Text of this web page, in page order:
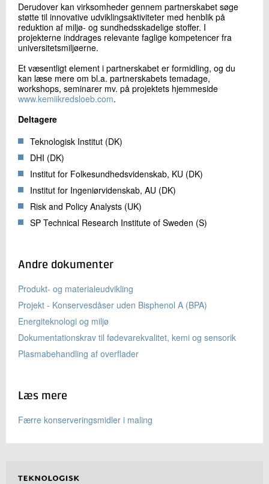
Derudover kan virksomheder gennem partnerskabet søge
støtte til innovative udviklingsaktiviteter med henblik på
reduktion af miljø- og sundhedsskadelige stoffer. I
projekterne inddrages relevante faglige kompetencer fra
universitetsmiljøerne.
Et væsentligt element i partnerskabet er formidling, og du
kan læse mere om bl.a. partnerskabets temadage,
workshops, seminarer mv. på projektets hjemmeside
www.kemiikredsloeb.com.
Deltagere
Teknologisk Institut (DK)
DHI (DK)
Institut for Folkesundhedsvidenskab, KU (DK)
Institut for Ingeniørvidenskab, AU (DK)
Risk and Policy Analysts (UK)
SP Technical Research Institute of Sweden (S)
Andre dokumenter
Produkt- og materialeudvikling
Projekt - Konservesdåser uden Bisphenol A (BPA)
Energiteknologi og miljø
Dokumentationskrav til fødevarekvalitet, kemi og sensorik
Plasmabehandling af overflader
Læs mere
Færre konserveringsmidler i maling